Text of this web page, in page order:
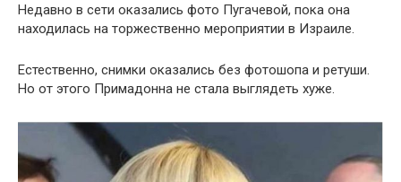
Недавно в сети оказались фото Пугачевой, пока она
находилась на торжественно мероприятии в Израиле.
Естественно, снимки оказались без фотошопа и ретуши.
Но от этого Примадонна не стала выглядеть хуже.